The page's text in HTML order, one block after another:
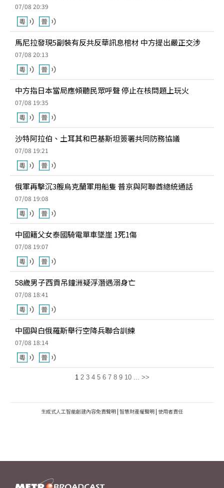
07/08 20:39
馬尼拉發現5副裝有反共反華訊息棺材 中方提出嚴正交涉
07/08 20:13
中方指日本當局應傾聽民眾呼聲 停止在核問題上玩火
07/08 19:35
沙特阿拉伯、土耳其和巴基斯坦簽署共同防務協議
07/08 19:21
俄軍再擊沉3艘烏克蘭軍用船隻 普京與阿聯酋總統通話
07/08 19:08
中國籍父女泰國騎電單車墜崖 1死1傷
07/08 19:07
58歲男子西貢吊鐘洲疑浮潛遇溺身亡
07/08 18:41
中國與白俄羅斯舉行空降兵聯合訓練
07/08 18:14
1 2 3 4 5 6 7 8 9 10 ... >>
生成式人工智能創建內容免責聲明 | 智慧財產權聲明 | 使用者責任